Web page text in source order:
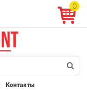
0
Контакты